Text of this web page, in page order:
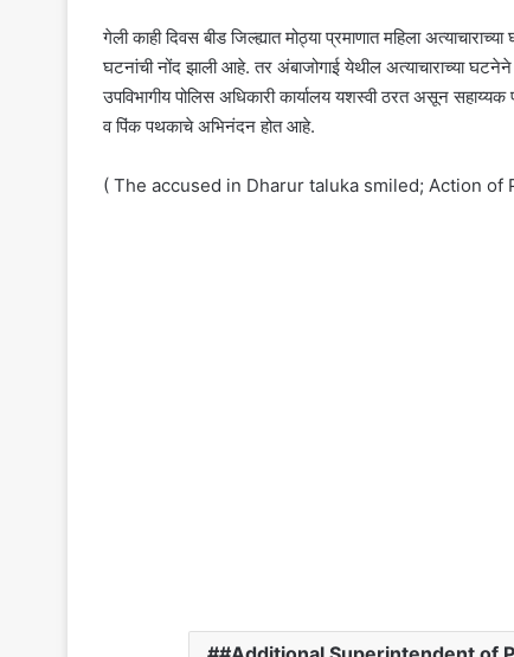
गेली काही दिवस बीड जिल्ह्यात मोठ्या प्रमाणात महिला
घटनांची नोंद झाली आहे. तर अंबाजोगाई येथील अत्याचाराच्या
उपविभागीय पोलिस अधिकारी कार्यालय यशस्वी ठरत असून
व पिंक पथकाचे अभिनंदन होत आहे.
( The accused in Dharur taluka smiled; Action of